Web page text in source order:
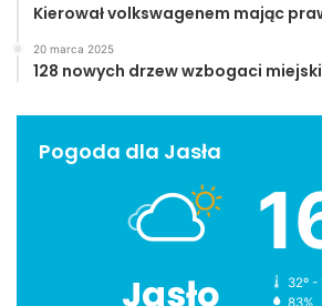
Kierował volkswagenem mając
20 marca 2025
128 nowych drzew wzbogaci
Pogoda dla Jasła
Jasło
32º -
83%